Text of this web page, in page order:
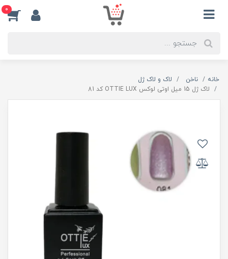
0
خانه ناخن
لاک و لاک ژل
لاک ژل 15 میل اوتی لوکس OTTIE LUX کد 81